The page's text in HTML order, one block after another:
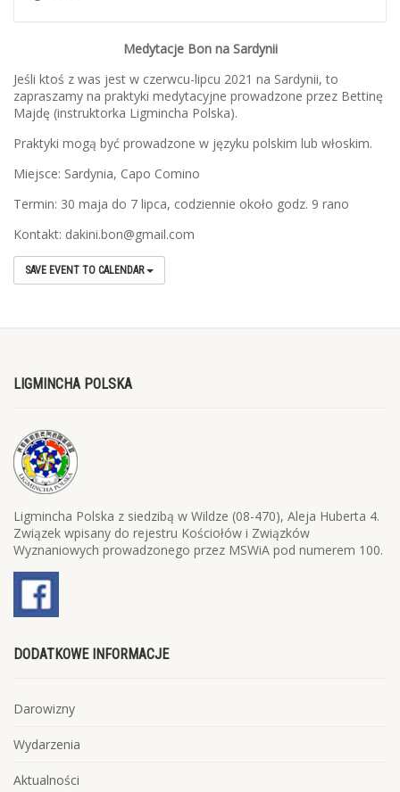
Medytacje Bon na Sardynii
Jeśli ktoś z was jest w czerwcu-lipcu 2021 na Sardynii, to
zapraszamy na praktyki medytacyjne prowadzone przez Bettinę
Majdę (instruktorka Ligmincha Polska).
Praktyki mogą być prowadzone w języku polskim lub włoskim.
Miejsce: Sardynia, Capo Comino
Termin: 30 maja do 7 lipca, codziennie około godz. 9 rano
Kontakt: dakini.bon@gmail.com
SAVE EVENT TO CALENDAR
LIGMINCHA POLSKA
Ligmincha Polska z siedzibą w Wildze (08-470), Aleja Huberta 4.
Związek wpisany do rejestru Kościołów i Związków
Wyznaniowych prowadzonego przez MSWiA pod numerem 100.
DODATKOWE INFORMACJE
Darowizny
Wydarzenia
Aktualności